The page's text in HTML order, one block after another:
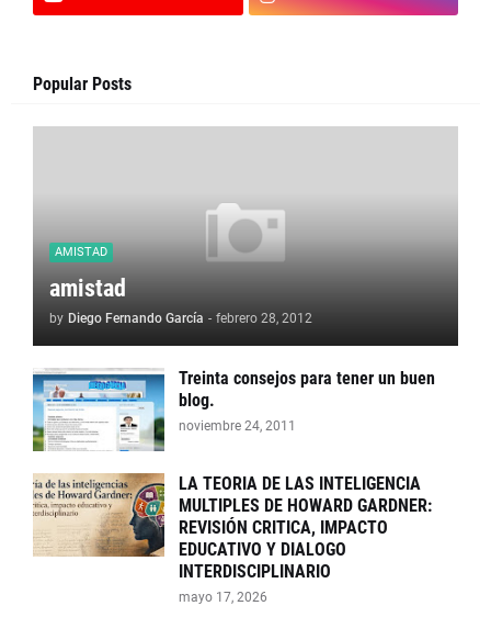
Popular Posts
AMISTAD
amistad
by Diego Fernando García - febrero 28, 2012
Treinta consejos para tener un buen
blog.
noviembre 24, 2011
LA TEORIA DE LAS INTELIGENCIA
MULTIPLES DE HOWARD GARDNER:
REVISIÓN CRITICA, IMPACTO
EDUCATIVO Y DIALOGO
INTERDISCIPLINARIO
mayo 17, 2026